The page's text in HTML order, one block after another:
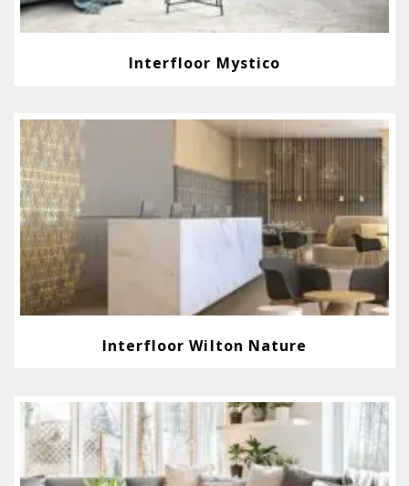
Interfloor Mystico
Interfloor Wilton Nature